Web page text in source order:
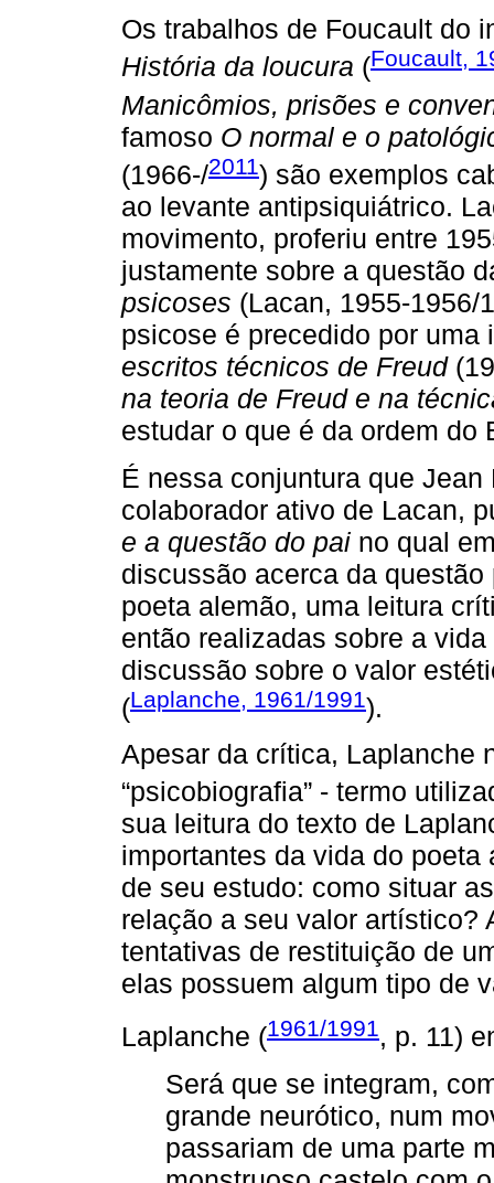
Os trabalhos de Foucault do
História da loucura (Foucault,
Manicômios, prisões e
famoso O normal e o
(1966-/2011) são exemplos
ao levante antipsiquiátrico.
movimento, proferiu entre
justamente sobre a questão
psicoses (Lacan, 1955-1956/
psicose é precedido por
escritos técnicos de Freud
na teoria de Freud e na
estudar o que é da ordem do
É nessa conjuntura que
colaborador ativo de Lacan,
e a questão do pai no qual
discussão acerca da
poeta alemão, uma leitura
então realizadas sobre a
discussão sobre o valor
(Laplanche, 1961/1991).
Apesar da crítica, Laplanche
“psicobiografia” - termo
sua leitura do texto de
importantes da vida do
de seu estudo: como situar
relação a seu valor artístico?
tentativas de restituição de
elas possuem algum tipo de
Laplanche (1961/1991 , p. 11)
Será que se integram,
grande neurótico, num
passariam de uma parte